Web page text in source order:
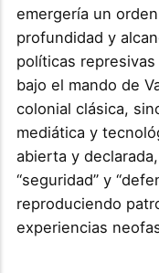
emergería un
profundidad y
políticas
bajo el mando de
colonial clásica,
mediática y
abierta y
“seguridad” y
reproduciendo
experiencias